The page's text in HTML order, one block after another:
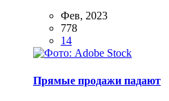
Фев, 2023
778
14
Прямые продажи падают